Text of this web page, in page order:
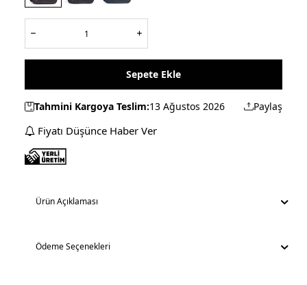
Sepete Ekle
Tahmini Kargoya Teslim:13 Ağustos 2026 Paylaş
Fiyatı Düşünce Haber Ver
Ürün Açıklaması
Ödeme Seçenekleri